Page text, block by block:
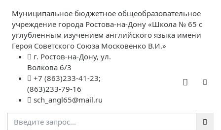
Муниципальное бюджетное общеобразовательное
учреждение города Ростова-на-Дону «Школа № 65 с
углубленным изучением английского языка имени
Героя Советского Союза Московенко В.И.»
г. Ростов-на-Дону, ул.
Волкова 6/3
+7 (863)233-41-23;
(863)233-79-16
sch_angl65@mail.ru